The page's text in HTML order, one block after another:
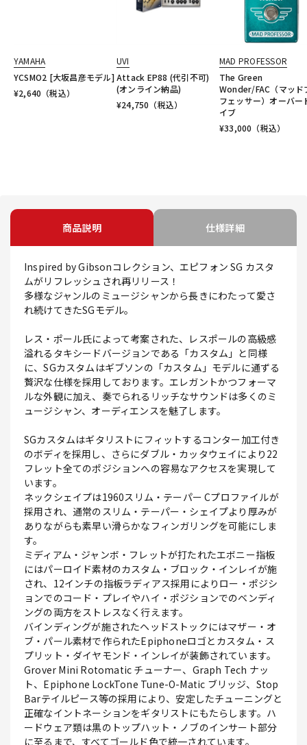
YAMAHA
YCSMO2 [大坂昌彦モデル]
¥2,640 （税込）
UVI
Attack EP88 (代引不可)
(オンライン納品)
¥24,750 （税込）
MAD PROFESSOR
The Green
Wonder/FAC（マッド
フェッサー）オーバー
イブ
¥33,000 （税込）
商品説明 仕様詳細
Inspired by Gibsonコレクション、エピフォン SG カスタ
ムがリフレッシュされ再リリース！
多様なジャンルのミュージシャンから長きにわたって愛さ
れ続けてきたSGモデル。
レス・ポール氏によって考案された、レスポールの高級感
溢れるタキシードバージョンである「カスタム」と同様
に、SGカスタムはギブソンの「カスタム」モデルに通ずる
贅沢な仕様を採用しております。エレガントかつフォーマ
ルな外観に加え、奏でられるリッチなサウンドは多くのミ
ュージシャン、オーディエンスを魅了します。
SGカスタムはギタリストにフィットするコンター加工付き
のボディを採用し、さらにダブル・カッタウェイにより22
フレット全てのポジションへの容易なアクセスを実現して
います。
ネックシェイプは1960スリム・テーパー Cプロファイルが
採用され、通常のスリム・テーパー・シェイプより厚みが
ありながらも素早い滑らかなフィンガリングを可能にしま
す。
ミディアム・ジャンボ・フレットが打たれたエボニー指板
にはパーロイド素材のカスタム・ブロック・インレイが施
され、12インチの指板ラディアス採用によりロー・ポジシ
ョンでのコード・プレイやハイ・ポジションでのベンディ
ングの両方をストレスなく行えます。
バインディングが施されたヘッドストックにはマザー・オ
ブ・パール素材で作られたEpiphoneロゴとカスタム・ス
プリット・ダイヤモンド・インレイが装飾されています。
Grover Mini Rotomatic チューナー、Graph Tech ナッ
ト、Epiphone LockTone Tune-O-Matic ブリッジ、Stop
Barテイルピース等の採用により、安定したチューニングと
正確なイントネーションをギタリストにもたらします。ハ
ードウェア類は黒のトップハット・ノブのインサート部分
に至るまで、すべてゴールド色で統一されています。